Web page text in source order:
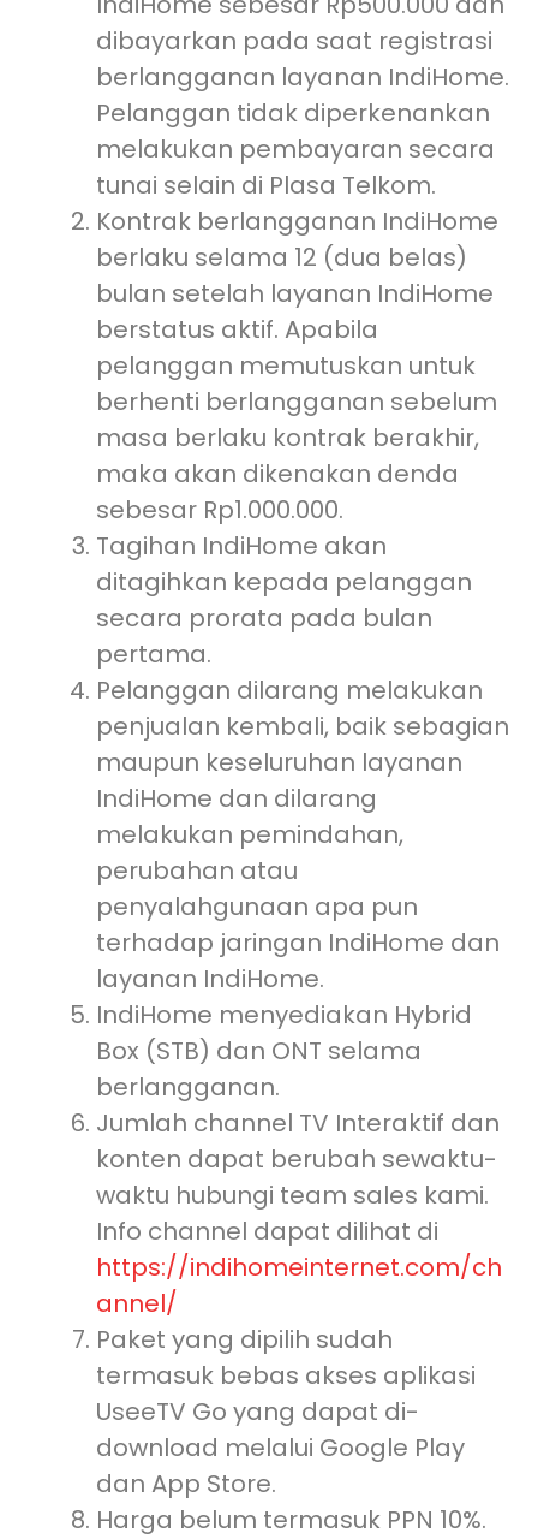
dibayarkan pada saat registrasi
berlangganan layanan IndiHome.
Pelanggan tidak diperkenankan
melakukan pembayaran secara
tunai selain di Plasa Telkom.
Kontrak berlangganan IndiHome
berlaku selama 12 (dua belas)
bulan setelah layanan IndiHome
berstatus aktif. Apabila
pelanggan memutuskan untuk
berhenti berlangganan sebelum
masa berlaku kontrak berakhir,
maka akan dikenakan denda
sebesar Rp1.000.000.
Tagihan IndiHome akan
ditagihkan kepada pelanggan
secara prorata pada bulan
pertama.
Pelanggan dilarang melakukan
penjualan kembali, baik sebagian
maupun keseluruhan layanan
IndiHome dan dilarang
melakukan pemindahan,
perubahan atau
penyalahgunaan apa pun
terhadap jaringan IndiHome dan
layanan IndiHome.
IndiHome menyediakan Hybrid
Box (STB) dan ONT selama
berlangganan.
Jumlah channel TV Interaktif dan
konten dapat berubah sewaktu-
waktu hubungi team sales kami.
Info channel dapat dilihat di
https://indihomeinternet.com/ch
annel/
Paket yang dipilih sudah
termasuk bebas akses aplikasi
UseeTV Go yang dapat di-
download melalui Google Play
dan App Store.
Harga belum termasuk PPN 10%.